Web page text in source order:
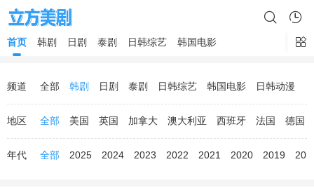
首页 韩剧 日剧 泰剧 日韩综艺 韩国电影
频道 全部 韩剧 日剧 泰剧 日韩综艺 韩国电影 日韩动漫
地区 全部 美国 英国 加拿大 澳大利亚 西班牙 法国 德国
年代 全部 2025 2024 2023 2022 2021 2020 2019